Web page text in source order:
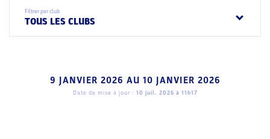
Filtrer par club
TOUS LES CLUBS
9 JANVIER 2026 AU 10 JANVIER 2026
Date de mise à jour : 10 juil. 2026 à 11h17